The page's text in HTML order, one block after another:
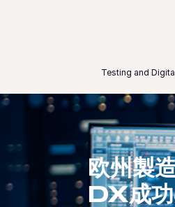
Testing and
欧州製
DX成